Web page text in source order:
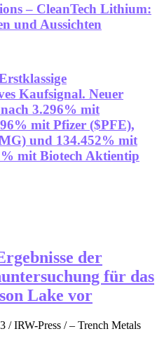
– CleanTech Lithium:
und Aussichten
Kaufsignal. Neuer
3.296% mit
mit Pfizer ($PFE),
und 134.452% mit
mit Biotech Aktientip
der
für das
Lake vor
/ IRW-Press / – Trench Metals